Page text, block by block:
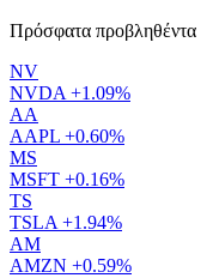
Πρόσφατα προβληθέντα
NV
NVDA +1.09%
AA
AAPL +0.60%
MS
MSFT +0.16%
TS
TSLA +1.94%
AM
AMZN +0.59%